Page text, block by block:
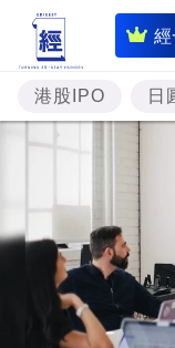
經
即
時
財
經
專
題
投
資
市
港股IPO 日